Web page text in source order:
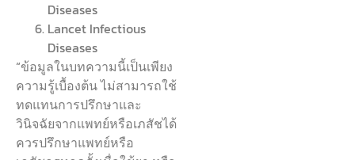
Diseases
Lancet Infectious
Diseases
“ข้อมูลในบทความนี้เป็นเพียง
ความรู้เบื้องต้น ไม่สามารถใช้
ทดแทนการปรึกษาและ
วินิจฉัยจากแพทย์หรือเภสัชได้
ควรปรึกษาแพทย์หรือ